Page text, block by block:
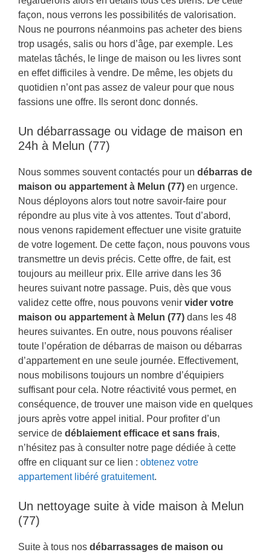
façon, nous verrons les possibilités de valorisation.
Nous ne pourrons néanmoins pas acheter des biens
trop usagés, salis ou hors d’âge, par exemple. Les
matelas tâchés, le linge de maison ou les livres sont
en effet difficiles à vendre. De même, les objets du
quotidien n’ont pas assez de valeur pour que nous
fassions une offre. Ils seront donc donnés.
Un débarrassage ou vidage de maison en
24h à Melun (77)
Nous sommes souvent contactés pour un débarras de
maison ou appartement à Melun (77) en urgence.
Nous déployons alors tout notre savoir-faire pour
répondre au plus vite à vos attentes. Tout d’abord,
nous venons rapidement effectuer une visite gratuite
de votre logement. De cette façon, nous pouvons vous
transmettre un devis précis. Cette offre, de fait, est
toujours au meilleur prix. Elle arrive dans les 36
heures suivant notre passage. Puis, dès que vous
validez cette offre, nous pouvons venir vider votre
maison ou appartement à Melun (77) dans les 48
heures suivantes. En outre, nous pouvons réaliser
toute l’opération de débarras de maison ou débarras
d’appartement en une seule journée. Effectivement,
nous mobilisons toujours un nombre d’équipiers
suffisant pour cela. Notre réactivité vous permet, en
conséquence, de trouver une maison vide en quelques
jours après votre appel initial. Pour profiter d’un
service de déblaiement efficace et sans frais,
n’hésitez pas à consulter notre page dédiée à cette
offre en cliquant sur ce lien : obtenez votre
appartement libéré gratuitement.
Un nettoyage suite à vide maison à Melun
(77)
Suite à tous nos débarrassages de maison ou